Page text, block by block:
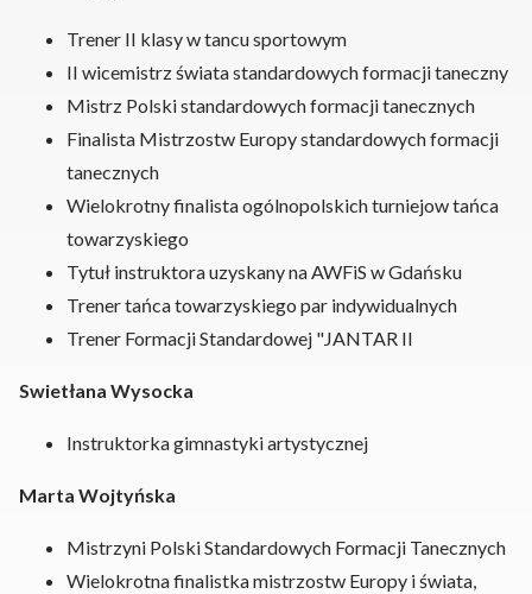
Trener II klasy w tancu sportowym
II wicemistrz świata standardowych formacji taneczny
Mistrz Polski standardowych formacji tanecznych
Finalista Mistrzostw Europy standardowych formacji
tanecznych
Wielokrotny finalista ogólnopolskich turniejow tańca
towarzyskiego
Tytuł instruktora uzyskany na AWFiS w Gdańsku
Trener tańca towarzyskiego par indywidualnych
Trener Formacji Standardowej "JANTAR II
Swietłana Wysocka
Instruktorka gimnastyki artystycznej
Marta Wojtyńska
Mistrzyni Polski Standardowych Formacji Tanecznych
Wielokrotna finalistka mistrzostw Europy i świata,